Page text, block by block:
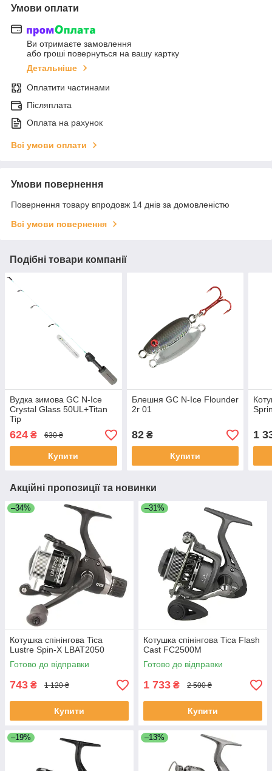
Умови оплати
Ви отримаєте замовлення
або гроші повернуться на вашу картку
Детальніше
Оплатити частинами
Післяплата
Оплата на рахунок
Всі умови оплати
Умови повернення
Повернення товару впродовж 14 днів за домовленістю
Всі умови повернення
Подібні товари компанії
Вудка зимова GC N-Ice
Crystal Glass 50UL+Titan
Tip
624 ₴ 630 ₴
Купити
Блешня GC N-Ice Flounder
2г 01
82₴
Купити
1
Акційні пропозиції та новинки
–34%
Котушка спінінгова Tica
Lustre Spin-X LBAT2050
Готово до відправки
743 ₴ 1 120 ₴
Купити
–31%
Котушка спінінгова Tica Flash
Cast FC2500M
Готово до відправки
1 733 ₴ 2 500 ₴
Купити
–19% –13%